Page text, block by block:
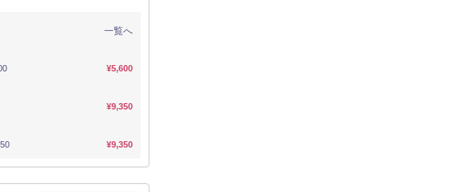
一覧へ
¥5,600
¥9,350
¥9,350